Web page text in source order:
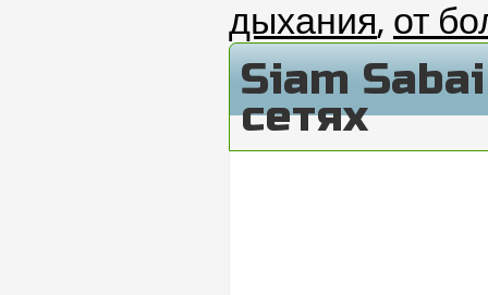
дыхания, от
Siam
сетях